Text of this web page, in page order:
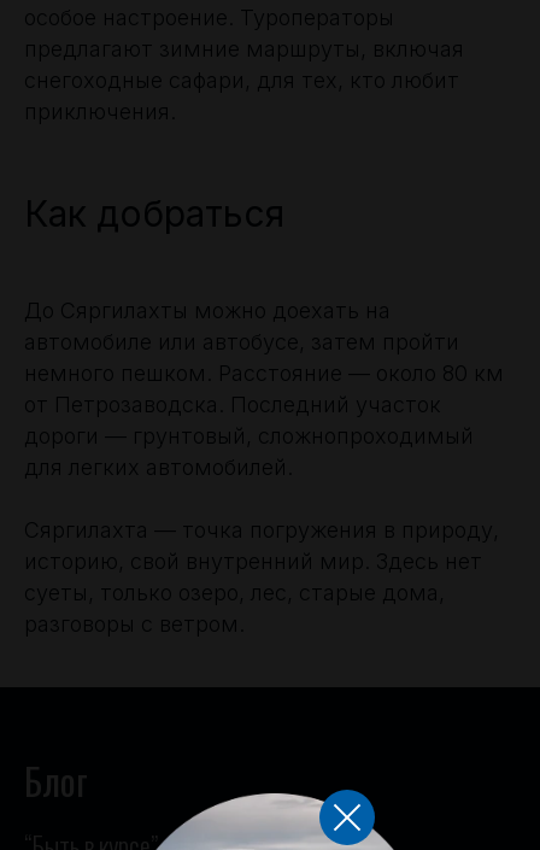
особое настроение. Туроператоры
предлагают зимние маршруты, включая
снегоходные сафари, для тех, кто любит
приключения.
Как добраться
До Сяргилахты можно доехать на
автомобиле или автобусе, затем пройти
немного пешком. Расстояние — около 80 км
от Петрозаводска. Последний участок
дороги — грунтовый, сложнопроходимый
для легких автомобилей.
Сяргилахта — точка погружения в природу,
историю, свой внутренний мир. Здесь нет
суеты, только озеро, лес, старые дома,
разговоры с ветром.
Блог